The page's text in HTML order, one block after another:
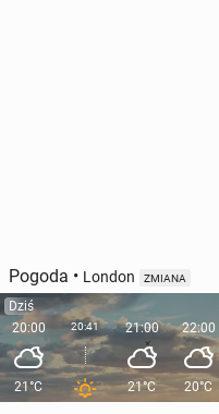
Pogoda • London ZMIANA
Dziś
20:00
21°C
20:41 21:00
21°C
22:00
20°C